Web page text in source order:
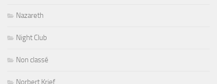
Nazareth
Night Club
Non classé
Norbert Krief